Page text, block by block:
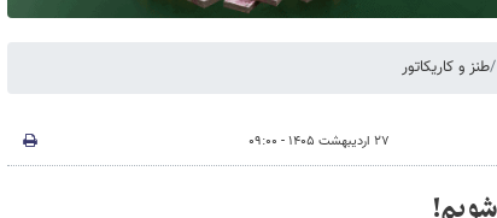
طنز و کاریکاتور
۲۷ اردیبهشت ۱۴۰۵ - ۰۹:۰۰